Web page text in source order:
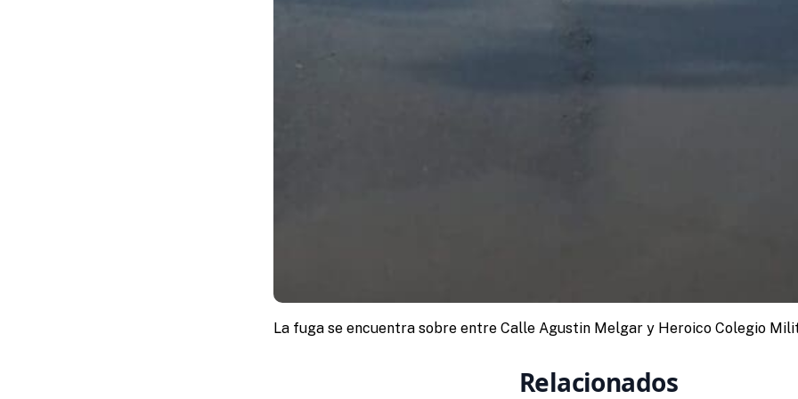
La fuga se encuentra sobre entre Calle Agustin Melgar y Heroico Colegio
Relacionados